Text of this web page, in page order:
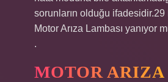
sorunların olduğu ifadesidir.29
Motor Arıza Lambası yanıyor
.
MOTOR ARIZA